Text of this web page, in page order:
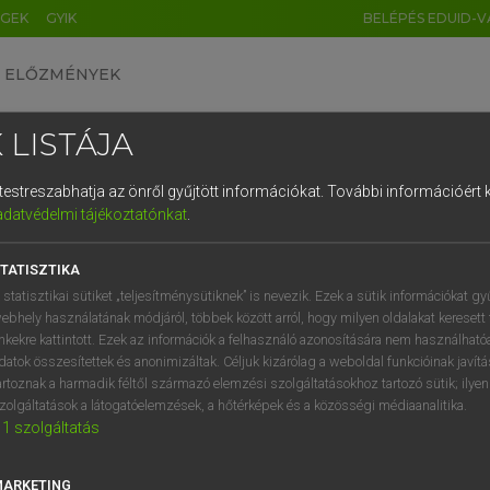
GYIK BELÉPÉS EDUID-
ELŐZMÉNYEK
nagyszótár
VAN ELŐFIZETÉSED?
megtekintéséhez.
LISTÁJA
az önről gyűjtött információkat. További információért
tájékoztatónkat.
statisztikai sütiket „teljesítménysütiknek” is nevezik. Ezek a sütik információkat
használatának módjáról, többek között arról, hogy milyen oldalakat keresett
kattintott. Ezek az információk a felhasználó azonosítására nem
összesítettek és anonimizáltak. Céljuk kizárólag a weboldal funkcióinak
a harmadik féltől származó elemzési szolgáltatásokhoz tartozó sütik;
a látogatóelemzések, a hőtérképek és a közösségi médiaanalitika.
1 szolgáltatás
DE CN FR ES IT NL
1 2 3 4 5 6 7 8 9
q w e r t z u i
a s d f g h j k l é
í y x c v b n m , .